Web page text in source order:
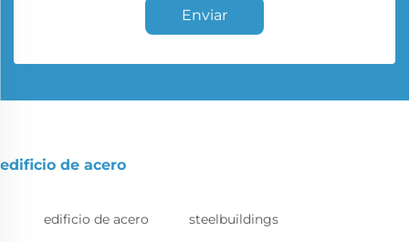
Enviar
edificio de acero
edificio de acero steelbuildings